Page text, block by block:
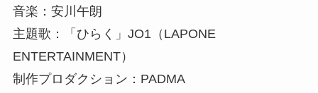
音楽：安川午朗
主題歌：「ひらく」JO1（LAPONE
ENTERTAINMENT）
制作プロダクション：PADMA